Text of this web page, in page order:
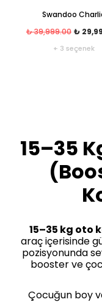
Swandoo
₺ 39,999.00 ₺
+ 3 seçenek
15–35
15–35 kg oto
araç içerisinde
pozisyonunda
booster ve
Çocuğun boy